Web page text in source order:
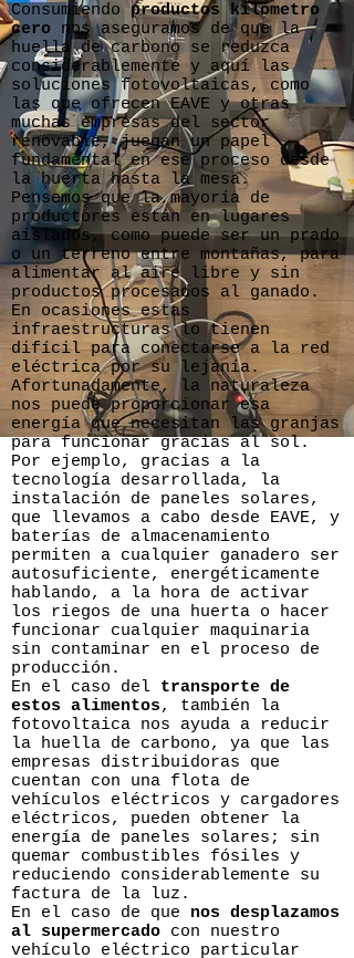
Consumiendoproductos kilómetro
cero nos aseguramos de que la
huella de carbono se reduzca
considerablemente y aquí las
soluciones fotovoltaicas, como
las que ofrecen EAVE y otras
muchas empresas del sector
renovable, juegan un papel
fundamental en ese proceso desde
la huerta hasta la mesa.
Pensemos que la mayoría de
productores están en lugares
aislados, como puede ser un prado
o un terreno entre montañas, para
alimentar al aire libre y sin
productos procesados al ganado.
En ocasiones estas
infraestructuras lo tienen
difícil para conectarse a la red
eléctrica por su lejanía.
Afortunadamente, la naturaleza
nos puede proporcionar esa
energía que necesitan las granjas
para funcionar gracias al sol.
Por ejemplo, gracias a la
tecnología desarrollada, la
instalación de paneles solares,
que llevamos a cabo desde EAVE, y
baterías de almacenamiento
permiten a cualquier ganadero ser
autosuficiente, energéticamente
hablando, a la hora de activar
los riegos de una huerta o hacer
funcionar cualquier maquinaria
sin contaminar en el proceso de
producción.
En el caso del transporte de
estos alimentos, también la
fotovoltaica nos ayuda a reducir
la huella de carbono, ya que las
empresas distribuidoras que
cuentan con una flota de
vehículos eléctricos y cargadores
eléctricos, pueden obtener la
energía de paneles solares; sin
quemar combustibles fósiles y
reduciendo considerablemente su
factura de la luz.
En el caso de que nos desplazamos
al supermercado con nuestro
vehículo eléctrico particular